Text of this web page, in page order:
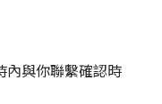
內與你聯繫確認時